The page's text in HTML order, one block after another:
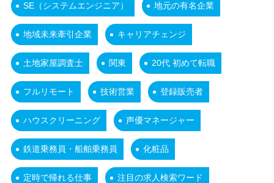
SE（システムエンジニア） 地元の有名企業
地域未来牽引企業 キャリアチェンジ
土地家屋調査士 関東 20代 初めて転職
フルリモート 技術営業 登録販売者
ハウスクリーニング 声優マネージャー
鉄道乗務員・船舶乗務員 化粧品
定時で帰れる仕事 注目の求人検索ワード